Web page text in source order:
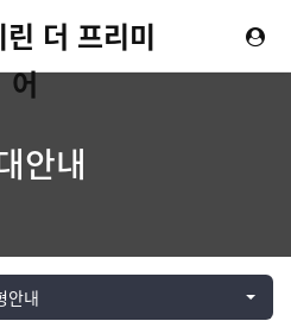
더 프리미
어
안내
안내